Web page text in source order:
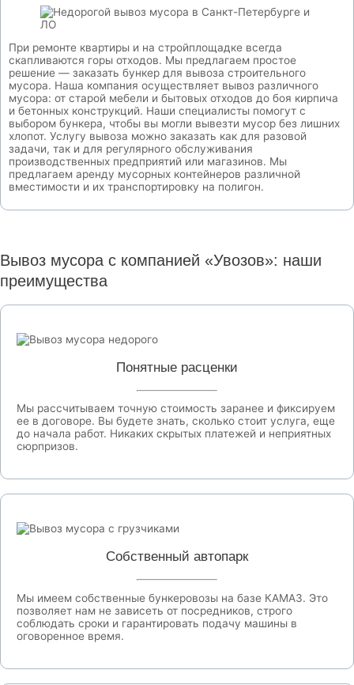
При ремонте квартиры и на стройплощадке всегда
скапливаются горы отходов. Мы предлагаем простое
решение — заказать бункер для вывоза строительного
мусора. Наша компания осуществляет вывоз различного
мусора: от старой мебели и бытовых отходов до боя кирпича
и бетонных конструкций. Наши специалисты помогут с
выбором бункера, чтобы вы могли вывезти мусор без лишних
хлопот. Услугу вывоза можно заказать как для разовой
задачи, так и для регулярного обслуживания
производственных предприятий или магазинов. Мы
предлагаем аренду мусорных контейнеров различной
вместимости и их транспортировку на полигон.
Вывоз мусора с компанией «Увозов»: наши
преимущества
Понятные расценки
Мы рассчитываем точную стоимость заранее и фиксируем
ее в договоре. Вы будете знать, сколько стоит услуга, еще
до начала работ. Никаких скрытых платежей и неприятных
сюрпризов.
Собственный автопарк
Мы имеем собственные бункеровозы на базе КАМАЗ. Это
позволяет нам не зависеть от посредников, строго
соблюдать сроки и гарантировать подачу машины в
оговоренное время.